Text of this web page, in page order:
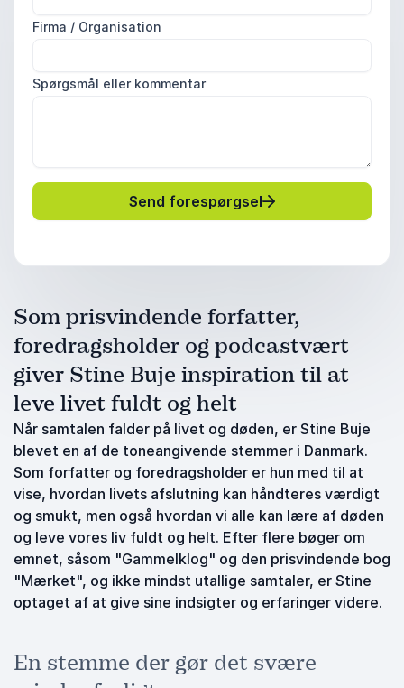
Firma / Organisation
Spørgsmål eller kommentar
Send forespørgsel
Som prisvindende forfatter,
foredragsholder og podcastvært
giver Stine Buje inspiration til at
leve livet fuldt og helt
Når samtalen falder på livet og døden, er Stine Buje
blevet en af de toneangivende stemmer i Danmark.
Som forfatter og foredragsholder er hun med til at
vise, hvordan livets afslutning kan håndteres værdigt
og smukt, men også hvordan vi alle kan lære af døden
og leve vores liv fuldt og helt. Efter flere bøger om
emnet, såsom "Gammelklog" og den prisvindende bog
"Mærket", og ikke mindst utallige samtaler, er Stine
optaget af at give sine indsigter og erfaringer videre.
En stemme der gør det svære